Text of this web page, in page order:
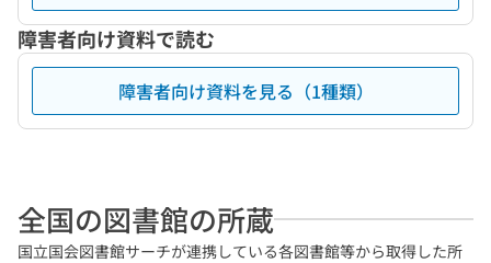
障害者向け資料で読む
障害者向け資料を見る（1種類）
全国の図書館の所蔵
国立国会図書館サーチが連携している各図書館等から取得した所